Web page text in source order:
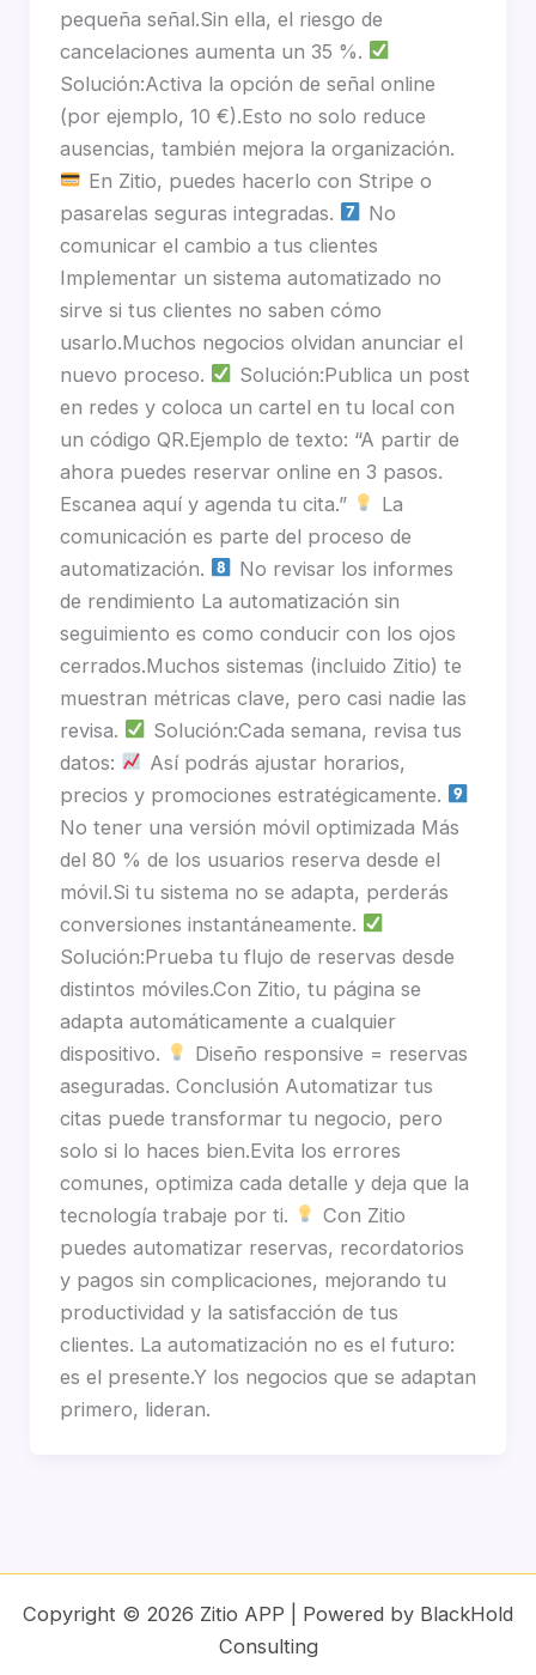
pequeña señal.Sin ella, el riesgo de
cancelaciones aumenta un 35 %.
Solución:Activa la opción de señal online
(por ejemplo, 10 €).Esto no solo reduce
ausencias, también mejora la organización.
En Zitio, puedes hacerlo con Stripe o
pasarelas seguras integradas.
No
comunicar el cambio a tus clientes
Implementar un sistema automatizado no
sirve si tus clientes no saben cómo
usarlo.Muchos negocios olvidan anunciar el
nuevo proceso.
Solución:Publica un post
en redes y coloca un cartel en tu local con
un código QR.Ejemplo de texto: “A partir de
ahora puedes reservar online en 3 pasos.
Escanea aquí y agenda tu cita.”
La
comunicación es parte del proceso de
automatización.
No revisar los informes
de rendimiento La automatización sin
seguimiento es como conducir con los ojos
cerrados.Muchos sistemas (incluido Zitio) te
muestran métricas clave, pero casi nadie las
revisa.
Solución:Cada semana, revisa tus
datos:
Así podrás ajustar horarios,
precios y promociones estratégicamente.
No tener una versión móvil optimizada Más
del 80 % de los usuarios reserva desde el
móvil.Si tu sistema no se adapta, perderás
conversiones instantáneamente.
Solución:Prueba tu flujo de reservas desde
distintos móviles.Con Zitio, tu página se
adapta automáticamente a cualquier
dispositivo.
Diseño responsive = reservas
aseguradas. Conclusión Automatizar tus
citas puede transformar tu negocio, pero
solo si lo haces bien.Evita los errores
comunes, optimiza cada detalle y deja que la
tecnología trabaje por ti.
Con Zitio
puedes automatizar reservas, recordatorios
y pagos sin complicaciones, mejorando tu
productividad y la satisfacción de tus
clientes. La automatización no es el futuro:
es el presente.Y los negocios que se adaptan
primero, lideran.
Copyright © 2026 Zitio APP | Powered by BlackHold
Consulting